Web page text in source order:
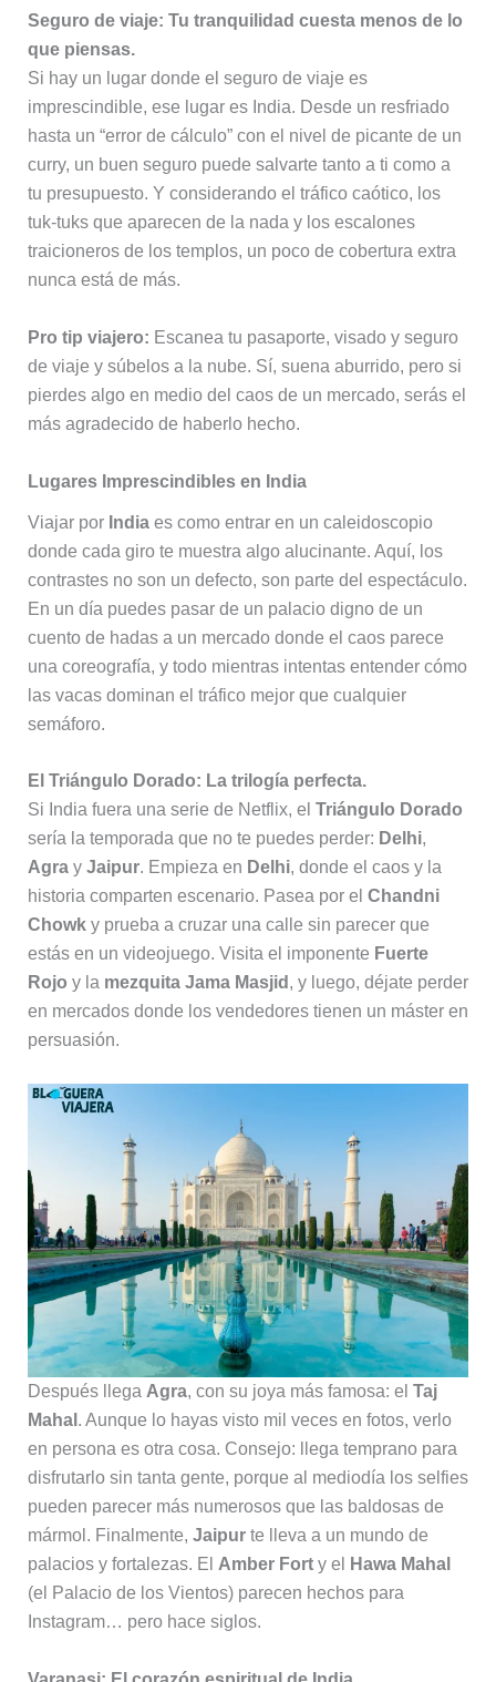
Seguro de viaje: Tu tranquilidad cuesta menos de lo
que piensas.
Si hay un lugar donde el seguro de viaje es
imprescindible, ese lugar es India. Desde un resfriado
hasta un “error de cálculo” con el nivel de picante de un
curry, un buen seguro puede salvarte tanto a ti como a
tu presupuesto. Y considerando el tráfico caótico, los
tuk-tuks que aparecen de la nada y los escalones
traicioneros de los templos, un poco de cobertura extra
nunca está de más.
Pro tip viajero: Escanea tu pasaporte, visado y seguro
de viaje y súbelos a la nube. Sí, suena aburrido, pero si
pierdes algo en medio del caos de un mercado, serás el
más agradecido de haberlo hecho.
Lugares Imprescindibles en India
Viajar por Indiaes como entrar en un caleidoscopio
donde cada giro te muestra algo alucinante. Aquí, los
contrastes no son un defecto, son parte del espectáculo.
En un día puedes pasar de un palacio digno de un
cuento de hadas a un mercado donde el caos parece
una coreografía, y todo mientras intentas entender cómo
las vacas dominan el tráfico mejor que cualquier
semáforo.
El Triángulo Dorado: La trilogía perfecta.
Si India fuera una serie de Netflix, el Triángulo Dorado
sería la temporada que no te puedes perder: Delhi,
Agray Jaipur. Empieza en Delhi, donde el caos y la
historia comparten escenario. Pasea por el Chandni
Chowky prueba a cruzar una calle sin parecer que
estás en un videojuego. Visita el imponente Fuerte
Rojo y la mezquita Jama Masjid , y luego, déjate perder
en mercados donde los vendedores tienen un máster en
persuasión.
Después llega Agra, con su joya más famosa: el Taj
Mahal . Aunque lo hayas visto mil veces en fotos, verlo
en persona es otra cosa. Consejo: llega temprano para
disfrutarlo sin tanta gente, porque al mediodía los selfies
pueden parecer más numerosos que las baldosas de
mármol. Finalmente, Jaipurte lleva a un mundo de
palacios y fortalezas. El Amber Forty el
Hawa Mahal
(el Palacio de los Vientos) parecen hechos para
Instagram… pero hace siglos.